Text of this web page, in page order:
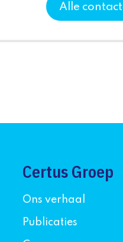
Alle
Certus Groep
Ons verhaal
Publicaties